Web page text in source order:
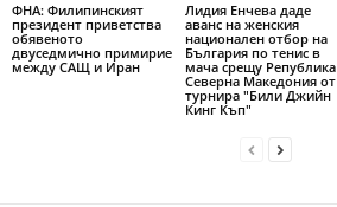
ФНА: Филипинският
президент приветства
обявеното
двуседмично примирие
между САЩ и Иран
Лидия Енчева даде
аванс на женския
национален отбор на
България по тенис в
мача срещу Република
Северна Македония от
турнира "Били Джийн
Кинг Къп"